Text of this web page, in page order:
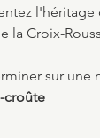
la Croix-
sur une
croûte